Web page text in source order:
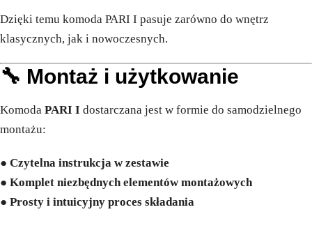
Dzięki temu komoda PARI I pasuje zarówno do wnętrz
klasycznych, jak i nowoczesnych.
🔧 Montaż i użytkowanie
Komoda PARI I dostarczana jest w formie do samodzielnego
montażu:
● Czytelna instrukcja w zestawie
● Komplet niezbędnych elementów montażowych
● Prosty i intuicyjny proces składania